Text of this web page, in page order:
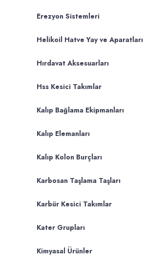
Erezyon Sistemleri
Helikoil Hatve Yay ve Aparatları
Hırdavat Aksesuarları
Hss Kesici Takımlar
Kalıp Bağlama Ekipmanları
Kalıp Elemanları
Kalıp Kolon Burçları
Karbosan Taşlama Taşları
Karbür Kesici Takımlar
Kater Grupları
Kimyasal Ürünler